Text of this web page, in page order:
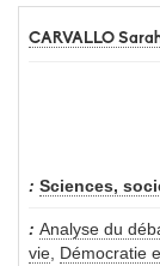
CARVALLO
Sciences,
Analyse du
vie
Démocratie